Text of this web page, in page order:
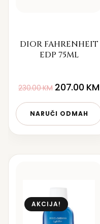
DIOR FAHRENHEIT
EDP 75ML
230.00KM 207.00 KM
NARUČI ODMAH
AKCIJA!